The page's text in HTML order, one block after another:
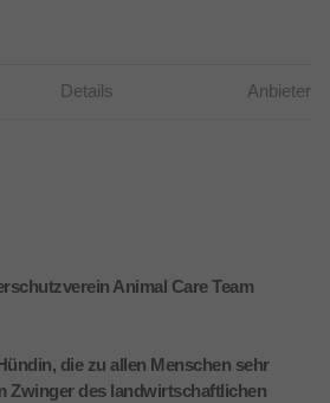
Details Anbieter
Animal Care Team
die zu allen Menschen sehr
Zwinger des landwirtschaftlichen